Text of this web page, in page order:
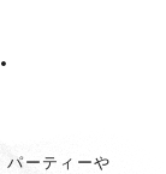
パーティーや